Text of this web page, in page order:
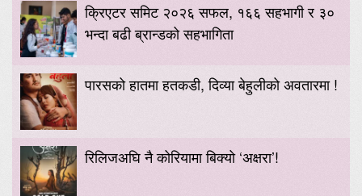
क्रिएटर समिट २०२६ सफल, १६६ सहभागी र ३०
भन्दा बढी ब्रान्डको सहभागिता
पारसको हातमा हतकडी, दिव्या बेहुलीको अवतारमा !
रिलिजअघि नै कोरियामा बिक्यो ‘अक्षरा’!